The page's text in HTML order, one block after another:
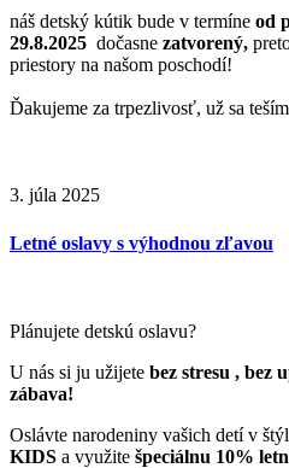
náš detský kútik bude v termíne od
29.8.2025 dočasne zatvorený,
priestory na našom poschodí!
Ďakujeme za trpezlivosť, už sa
3. júla 2025
Letné oslavy s výhodnou zľavou
Plánujete detskú oslavu?
U nás si ju užijete bez stresu , bez
zábava!
Oslávte narodeniny vašich detí v
KIDS a využite špeciálnu 10%